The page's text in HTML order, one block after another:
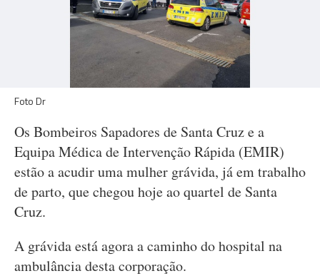
Foto Dr
Os Bombeiros Sapadores de Santa Cruz e a
Equipa Médica de Intervenção Rápida (EMIR)
estão a acudir uma mulher grávida, já em trabalho
de parto, que chegou hoje ao quartel de Santa
Cruz.
A grávida está agora a caminho do hospital na
ambulância desta corporação.